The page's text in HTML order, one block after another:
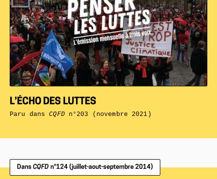
L’ÉCHO DES LUTTES
Paru dansCQFDn°203 (novembre 2021)
Dans CQFD n°124 (juillet-aout-septembre 2014)